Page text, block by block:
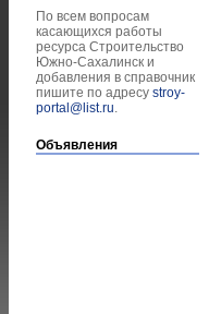
По всем вопросам
касающихся работы
ресурса Строительство
Южно-Сахалинск и
добавления в справочник
пишите по адресу stroy-
portal@list.ru.
Объявления